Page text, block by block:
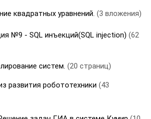
квадратных уравнений. (3 вложения)
№9 - SQL инъекций(SQL injection) (62
систем. (20 страниц)
развития робототехники (43